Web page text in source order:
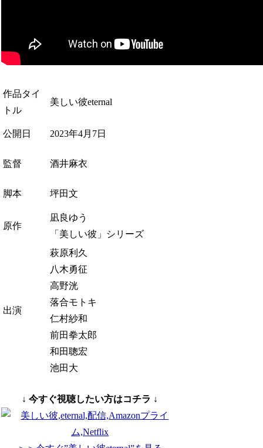
作品タイ
トル
美しい彼eternal
公開日 2023年4月7日
監督 酒井麻衣
脚本 坪田文
原作
凪良ゆう
「美しい彼」シリーズ
出演
萩原利久
八木勇征
高野洸
落合モトキ
仁村紗和
前田拳太郎
和田聰宏
池田大
↓ 今すぐ視聴したい方はコチラ ↓